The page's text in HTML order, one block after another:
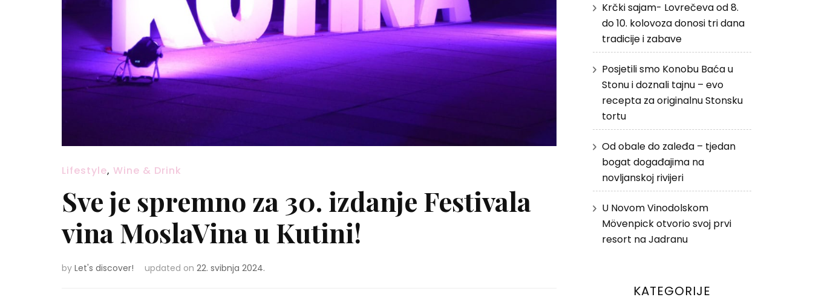
Lifestyle, Wine & Drink
Sve je spremno za 30. izdanje Festivala
vina MoslaVina u Kutini!
by Let's discover! updated on 22. svibnja 2024.
Krčki sajam- Lovrečeva od 8.
do 10. kolovoza donosi tri dana
tradicije i zabave
Posjetili smo Konobu Baća u
Stonu i doznali tajnu – evo
recepta za originalnu Stonsku
tortu
Od obale do zaleđa – tjedan
bogat događajima na
novljanskoj rivijeri
U Novom Vinodolskom
Mövenpick otvorio svoj prvi
resort na Jadranu
KATEGORIJE